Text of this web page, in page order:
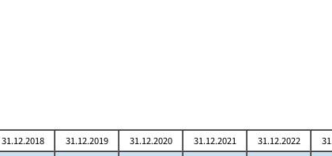
31.12.2018 31.12.2019 31.12.2020 31.12.2021 31.12.2022